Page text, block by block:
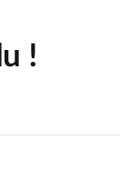
!